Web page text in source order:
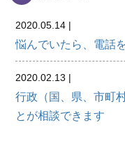
2020.05.14 |
悩んでいたら、電話
2020.02.13 |
行政（国、県、市町
とが相談できます